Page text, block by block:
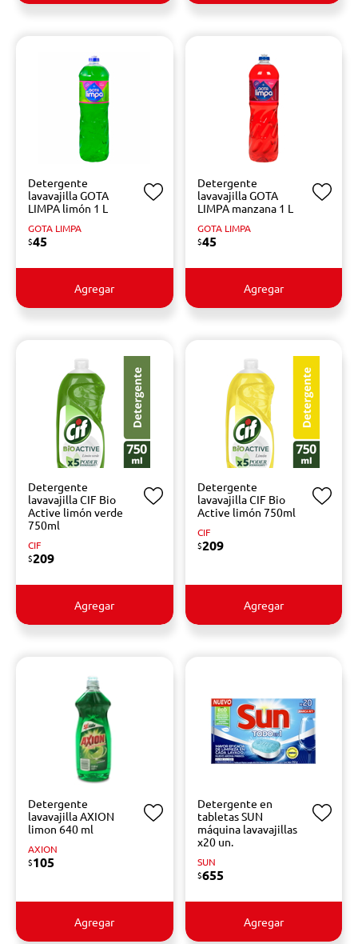
Detergente
lavavajilla GOTA
LIMPA limón 1 L
GOTA LIMPA
$45
Agregar
Detergente
lavavajilla GOTA
LIMPA manzana 1 L
GOTA LIMPA
$45
Agregar
Detergente
lavavajilla CIF Bio
Active limón verde
750ml
CIF
$209
Agregar
Detergente
lavavajilla CIF Bio
Active limón 750ml
CIF
$209
Agregar
Detergente
lavavajilla AXION
limon 640 ml
AXION
$105
Agregar
Detergente en
tabletas SUN
máquina lavavajillas
x20 un.
SUN
$655
Agregar